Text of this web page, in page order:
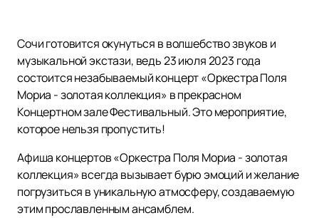
Сочи готовится окунуться в волшебство звуков и
музыкальной экстази, ведь 23 июля 2023 года
состоится незабываемый концерт «Оркестра Поля
Мориа - золотая коллекция» в прекрасном
Концертном зале Фестивальный. Это мероприятие,
которое нельзя пропустить!
Афиша концертов «Оркестра Поля Мориа - золотая
коллекция» всегда вызывает бурю эмоций и желание
погрузиться в уникальную атмосферу, создаваемую
этим прославленным ансамблем.